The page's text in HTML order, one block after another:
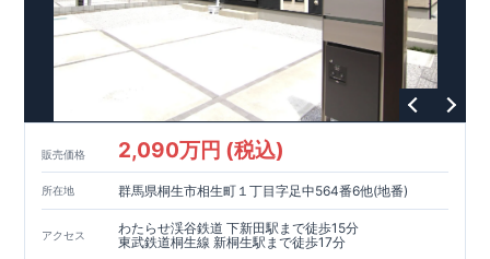
ニ/ドラッグストア／公園​■周辺環境■​ 【教育施設】
上和田小学校 約
（徒歩9 上和田中学校 約
（徒歩14分）
【買い物施設】
セブンイレブン横浜上飯田南店 約 792m
（徒
オーケー大和上和田店 約 分）​クリ
大和上和田店 約 1400m （徒歩18分）
イオン大和
宮久保公園 約 550m
ーバー公園 約750m（徒歩 10分）​石垣内科小児科医院 約
1200m（徒歩15分）​南大和病院 約1300m（徒歩17分）
​ ​■東栄住宅の家作り■​■ブルーミングガーデンのこだわり■
↑​ ■長期優良住宅取得
【国が定めた７つの技術基準をクリア☆】 １耐久性
販売価格 2,090万円 (税込)
所在地 群馬県桐生市相生町１丁目字足中564番6他(地番)
アクセス
わたらせ渓谷鉄道 下新田駅まで徒歩15分
東武鉄道桐生線 新桐生駅まで徒歩17分